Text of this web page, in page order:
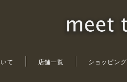
て 店舗一覧 ショッピン